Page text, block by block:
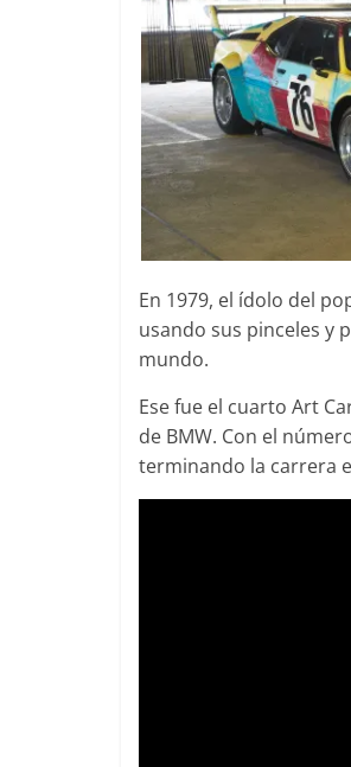
En 1979, el ídolo del
usando sus pinceles y
mundo.
Ese fue el cuarto Art
de BMW. Con el
terminando la carrera